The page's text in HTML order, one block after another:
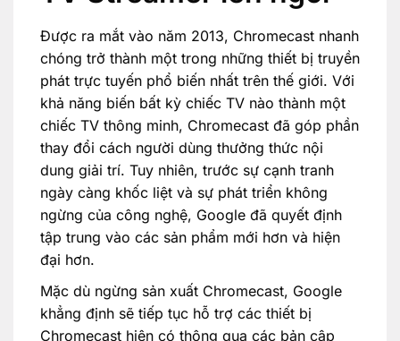
Được ra mắt vào năm 2013, Chromecast nhanh
chóng trở thành một trong những thiết bị truyền
phát trực tuyến phổ biến nhất trên thế giới. Với
khả năng biến bất kỳ chiếc TV nào thành một
chiếc TV thông minh, Chromecast đã góp phần
thay đổi cách người dùng thưởng thức nội
dung giải trí. Tuy nhiên, trước sự cạnh tranh
ngày càng khốc liệt và sự phát triển không
ngừng của công nghệ, Google đã quyết định
tập trung vào các sản phẩm mới hơn và hiện
đại hơn.
Mặc dù ngừng sản xuất Chromecast, Google
khẳng định sẽ tiếp tục hỗ trợ các thiết bị
Chromecast hiện có thông qua các bản cập